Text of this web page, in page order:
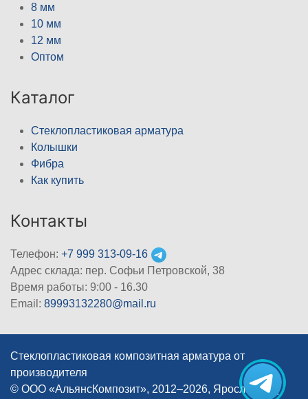
8 мм
10 мм
12 мм
Оптом
Каталог
Стеклопластиковая арматура
Колышки
Фибра
Как купить
Контакты
Телефон: +7 999 313-09-16
Адрес склада: пер. Софьи Петровской, 38
Время работы: 9:00 - 16.30
Email: 89993132280@mail.ru
Стеклопластиковая композитная арматура от
производителя
© ООО «АльянсКомпозит», 2012–2026, Ярославль